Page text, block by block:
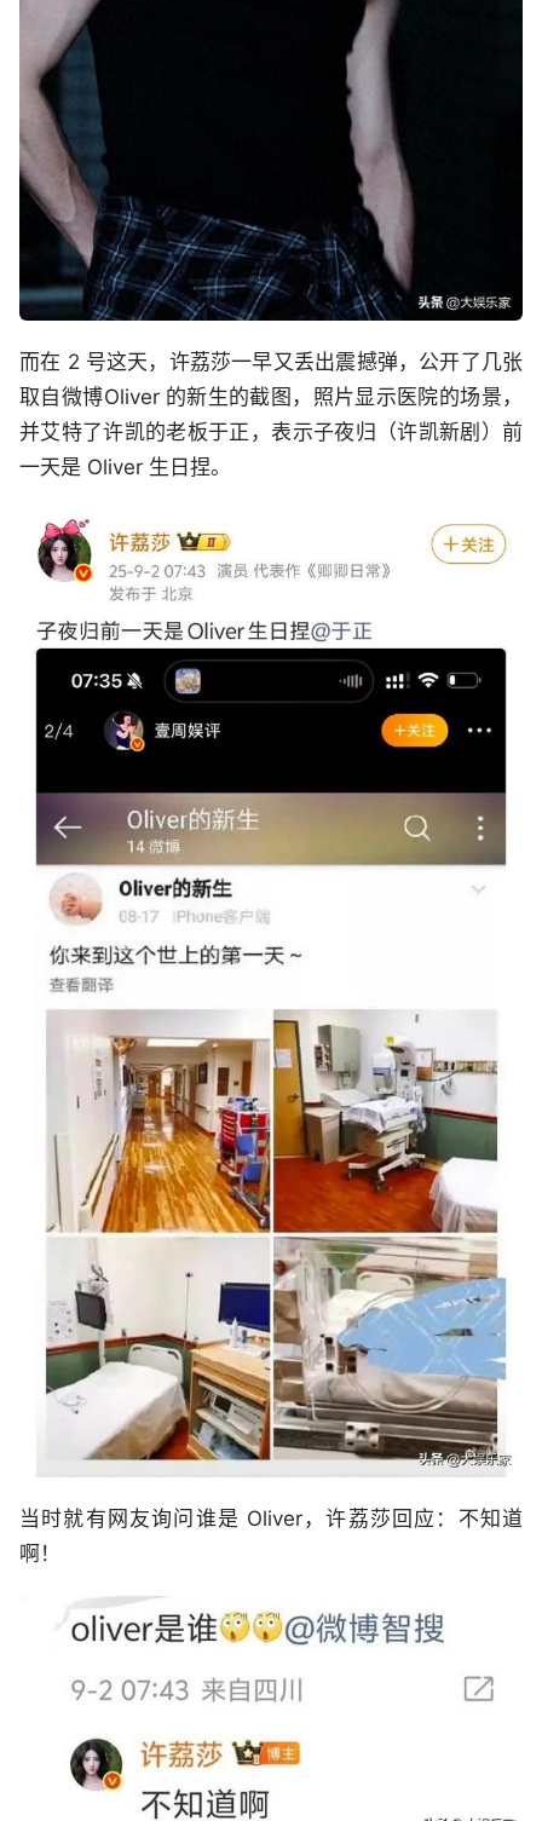
而在 2 号这天，许荔莎一早又丢出震撼弹，公开了几张
取自微博Oliver 的新生的截图，照片显示医院的场景，
并艾特了许凯的老板于正，表示子夜归（许凯新剧）前
一天是 Oliver 生日捏。
当时就有网友询问谁是 Oliver，许荔莎回应：不知道
啊！